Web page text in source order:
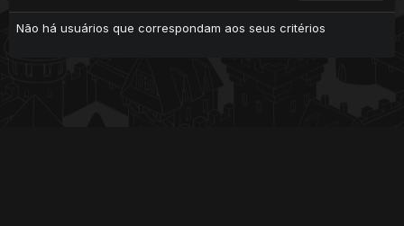
Não há usuários que correspondam aos seus critérios